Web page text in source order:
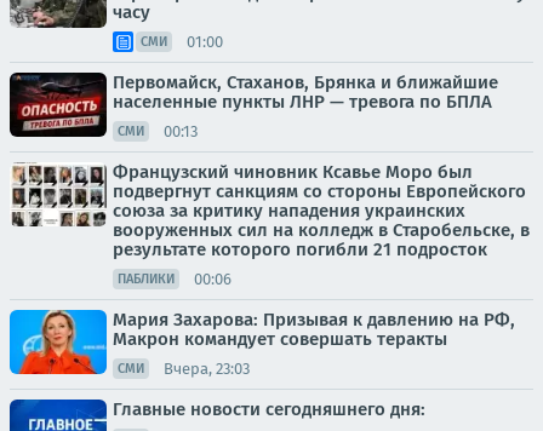
часу
СМИ 01:00
Первомайск, Стаханов, Брянка и ближайшие
населенные пункты ЛНР — тревога по БПЛА
СМИ 00:13
Французский чиновник Ксавье Моро был
подвергнут санкциям со стороны Европейского
союза за критику нападения украинских
вооруженных сил на колледж в Старобельске, в
результате которого погибли 21 подросток
ПАБЛИКИ 00:06
Мария Захарова: Призывая к давлению на РФ,
Макрон командует совершать теракты
СМИ Вчера, 23:03
Главные новости сегодняшнего дня: